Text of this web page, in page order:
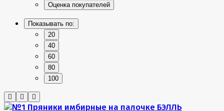
Оценка покупателей
Показывать по:
20
40
60
80
100